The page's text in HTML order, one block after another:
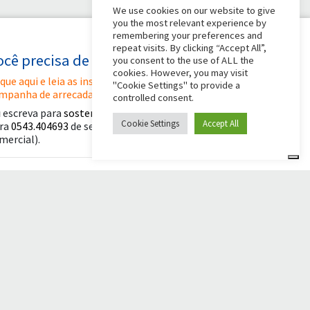
precisa de alguma ajuda?
aqui e leia as instruções para criar sua
de arrecadação de fundos
escreva parasostenitori@apg23.orgou ligue
0543.404693 de segunda a sexta-feira (horário
We use cookies on our website to give
you the most relevant experience by
remembering your preferences and
repeat visits. By clicking “Accept All”,
you consent to the use of ALL the
cookies. However, you may visit
"Cookie Settings" to provide a
controlled consent.
Cookie Settings Accept All